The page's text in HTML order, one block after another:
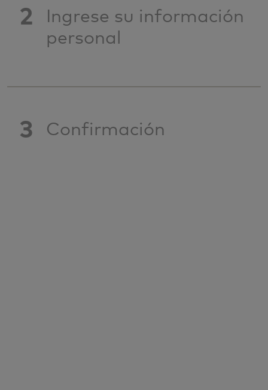
2
Ingrese su información
personal
3 Confirmación